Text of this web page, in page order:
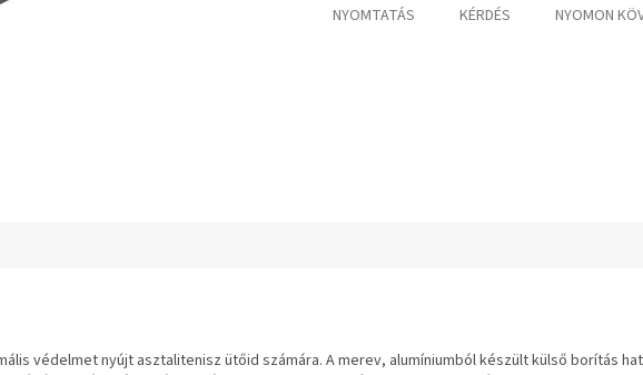
NYOMTATÁS KÉRDÉS NYOMON
védelmet nyújt asztalitenisz ütőid számára. A merev, alumíniumból készült külső borítás